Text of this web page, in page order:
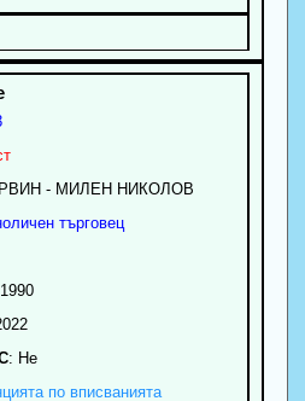
- МИЛЕН НИКОЛОВ
търговец
: Нe
по вписванията